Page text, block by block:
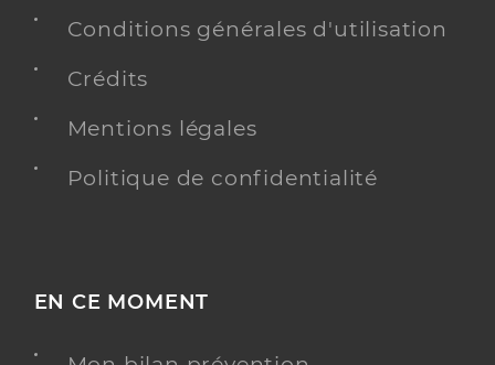
Conditions générales d'utilisation
Crédits
Mentions légales
Politique de confidentialité
EN CE MOMENT